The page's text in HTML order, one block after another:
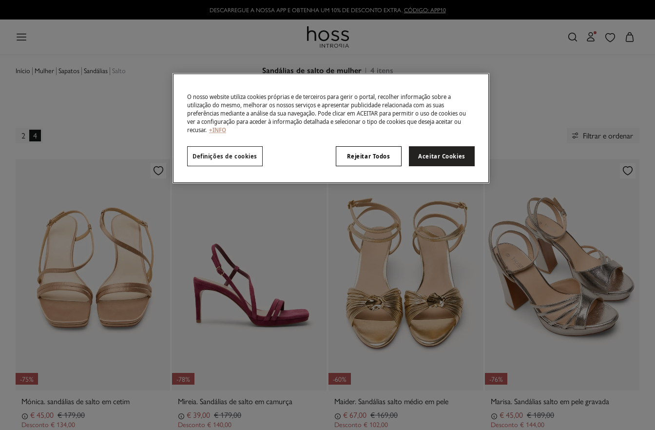
TORNE-SE HOSSLOVER E APROVEITE AS VANTAGENS
Início Mulher Sapatos Sandálias Salto Sandálias de salto de mulher 4 itens
Todos Salto
2 4 Filtrar e ordenar
-75%
Mónica. sandálias de salto em cetim
€ 45,00 € 179,00
Desconto € 134,00
-78%
Mireia. Sandálias de salto em camurça
€ 39,00 € 179,00
Desconto € 140,00
-60%
Maider. Sandálias salto médio em pele
€ 67,00 € 169,00
Desconto € 102,00
-76%
Marisa. Sandálias salto em pele gravada
€ 45,00 € 189,00
Desconto € 144,00
O nosso website utiliza cookies próprias e de terceiros para gerir o portal, recolher informação sobre a
utilização do mesmo, melhorar os nossos serviços e apresentar publicidade relacionada com as suas
preferências mediante a análise da sua navegação. Pode clicar em ACEITAR para permitir o uso de cookies ou
ver a configuração para aceder à informação detalhada e selecionar o tipo de cookies que deseja aceitar ou
recusar. +INFO
Rejeitar Todos Aceitar Cookies
Definições de cookies